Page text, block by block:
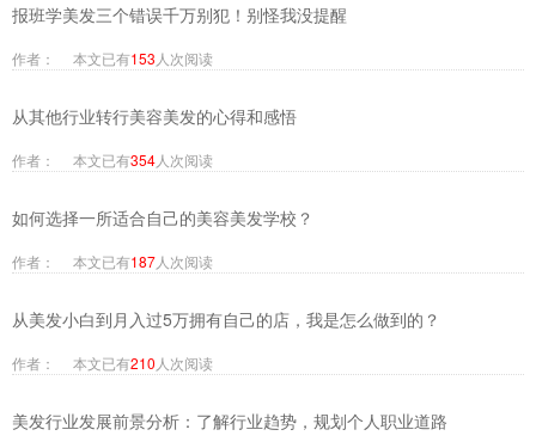
报班学美发三个错误千万别犯！别怪我没提醒
作者： 本文已有153 人次阅读
从其他行业转行美容美发的心得和感悟
作者： 本文已有354人次阅读
如何选择一所适合自己的美容美发学校？
作者： 本文已有187人次阅读
从美发小白到月入过5万拥有自己的店，我是怎么做到的？
作者： 本文已有210 人次阅读
美发行业发展前景分析：了解行业趋势，规划个人职业道路